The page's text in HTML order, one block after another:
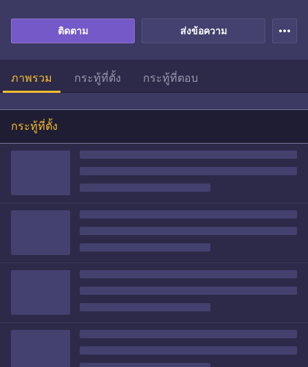
ส่งข้อความ
ติดตาม more_horiz
ภาพรวม กระทู้ที่ตั้ง กระทู้ที่ตอบ
กระทู้ที่ตั้ง